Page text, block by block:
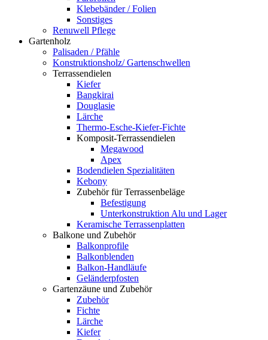
Klebebänder / Folien
Sonstiges
Renuwell Pflege
Gartenholz
Palisaden / Pfähle
Konstruktionsholz/ Gartenschwellen
Terrassendielen
Kiefer
Bangkirai
Douglasie
Lärche
Thermo-Esche-Kiefer-Fichte
Komposit-Terrassendielen
Megawood
Apex
Bodendielen Spezialitäten
Kebony
Zubehör für Terrassenbeläge
Befestigung
Unterkonstruktion Alu und Lager
Keramische Terrassenplatten
Balkone und Zubehör
Balkonprofile
Balkonblenden
Balkon-Handläufe
Geländerpfosten
Gartenzäune und Zubehör
Zubehör
Fichte
Lärche
Kiefer